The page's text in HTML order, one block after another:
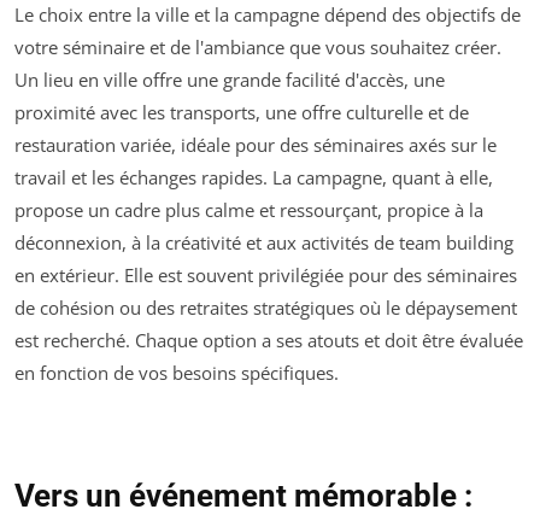
Le choix entre la ville et la campagne dépend des objectifs de
votre séminaire et de l'ambiance que vous souhaitez créer.
Un lieu en ville offre une grande facilité d'accès, une
proximité avec les transports, une offre culturelle et de
restauration variée, idéale pour des séminaires axés sur le
travail et les échanges rapides. La campagne, quant à elle,
propose un cadre plus calme et ressourçant, propice à la
déconnexion, à la créativité et aux activités de team building
en extérieur. Elle est souvent privilégiée pour des séminaires
de cohésion ou des retraites stratégiques où le dépaysement
est recherché. Chaque option a ses atouts et doit être évaluée
en fonction de vos besoins spécifiques.
Vers un événement mémorable :